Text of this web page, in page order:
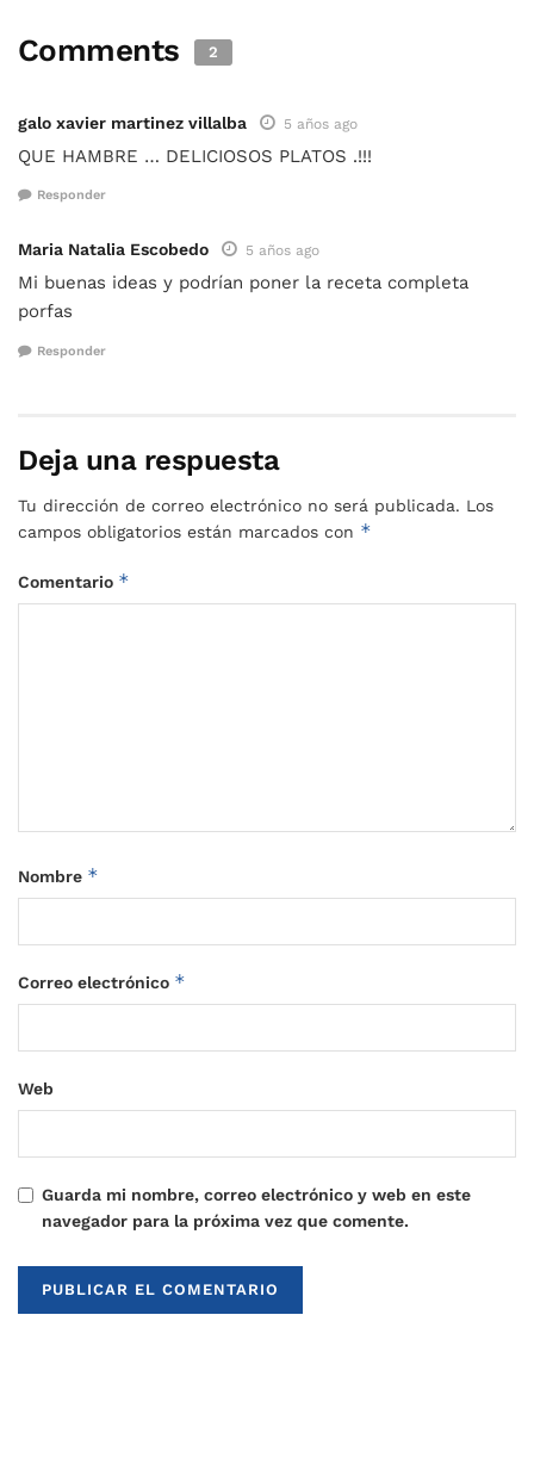
Comments 2
galo xavier martinez villalba 5 años ago
QUE HAMBRE … DELICIOSOS PLATOS .!!!
Responder
Maria Natalia Escobedo 5 años ago
Mi buenas ideas y podrían poner la receta completa
porfas
Responder
Deja una respuesta
Tu dirección de correo electrónico no será publicada. Los
campos obligatorios están marcados con *
Comentario *
Nombre *
Correo electrónico *
Web
Guarda mi nombre, correo electrónico y web en este
navegador para la próxima vez que comente.